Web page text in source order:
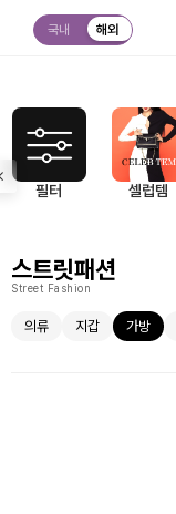
국내 해외
필터 셀럽템
스트릿패션
Street Fashion
의류 지갑 가방